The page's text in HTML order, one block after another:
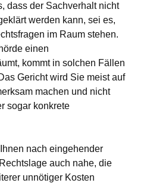
dass der Sachverhalt nicht
werden kann, sei es,
im Raum stehen.
einen
kommt in solchen Fällen
Gericht wird Sie meist auf
machen und nicht
sogar konkrete
nach eingehender
auch nahe, die
unnötiger Kosten